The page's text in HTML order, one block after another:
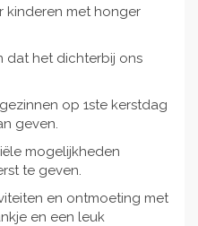
kinderen met honger
dat het dichterbij ons
op 1ste kerstdag
geven.
mogelijkheden
te geven.
en ontmoeting met
en een leuk